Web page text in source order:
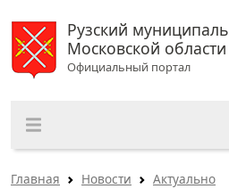
Рузский
Московской области
Официальный портал
Главная Новости Актуально